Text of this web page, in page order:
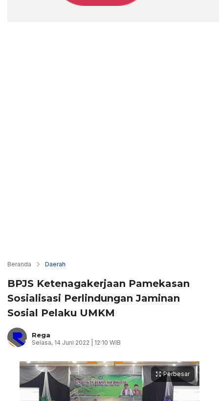
Beranda Daerah
BPJS Ketenagakerjaan Pamekasan
Sosialisasi Perlindungan Jaminan
Sosial Pelaku UMKM
Rega
Selasa, 14 Juni 2022 | 12:10 WIB
Perbesar